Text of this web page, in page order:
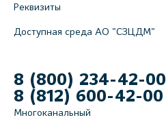
Реквизиты
Доступная среда АО "СЗЦДМ"
8 (800) 234-42-00
8 (812) 600-42-00
Многоканальный